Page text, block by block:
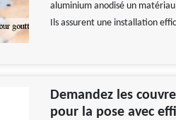
aluminium anodisé un
Ils assurent une installation
Demandez les
pour la pose avec